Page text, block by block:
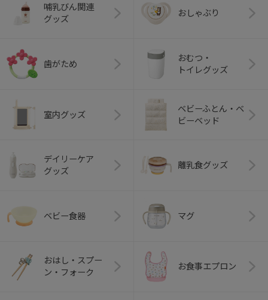
哺乳びん関連
グッズ
おしゃぶり
歯がため
おむつ・
トイレグッズ
室内グッズ
ベビーふとん・ベ
ビーベッド
デイリーケア
グッズ
離乳食グッズ
ベビー食器 マグ
おはし・スプー
ン・フォーク
お食事エプロン